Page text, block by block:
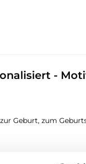
-
Geburt, zum
von 0-9. Die